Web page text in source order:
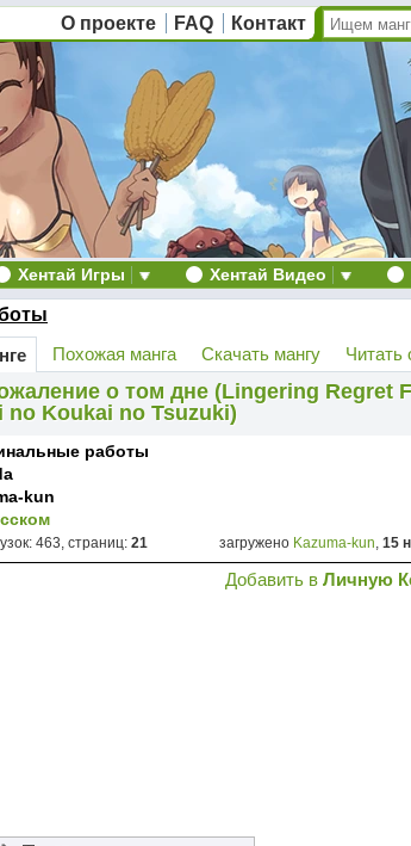
О проекте FAQ Контакт
Хентай Игры Хентай Видео
Похожая манга Скачать мангу Читать
о том дне (Lingering Regret
no Koukai no Tsuzuki)
работы
kun
463, страниц: 21 загружено Kazuma-kun, 15
Добавить в Личную